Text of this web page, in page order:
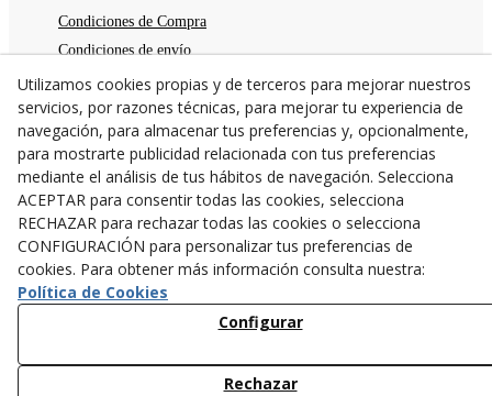
Condiciones de Compra
Condiciones de envío
Devoluciones
Aviso legal
Política de privacidad
Política de cookies
TE ESPERAMOS
C/Santa Anna nº 7
25300 Tárrega ( Lleida) España
973 31 04 47
638782846
info@cangurstarrega.com
Utilizamos cookies propias y de terceros para mejorar nuestros
servicios, por razones técnicas, para mejorar tu experiencia de
navegación, para almacenar tus preferencias y, opcionalmente,
para mostrarte publicidad relacionada con tus preferencias
mediante el análisis de tus hábitos de navegación. Selecciona
ACEPTAR para consentir todas las cookies, selecciona
RECHAZAR para rechazar todas las cookies o selecciona
CONFIGURACIÓN para personalizar tus preferencias de
cookies. Para obtener más información consulta nuestra:
Política de Cookies
Configurar
Rechazar